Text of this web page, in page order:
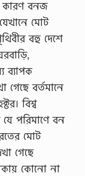
কারণ বনজ
মোট
বহু দেশে
ব্যাপক
গেছে বর্তমানে
বিশ্ব
পরিমাণে বন
মোট
গেছে
কোনো না